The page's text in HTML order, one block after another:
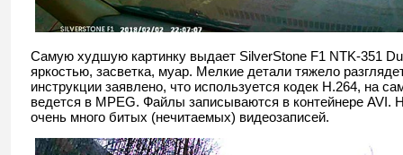
Самую худшую картинку выдает SilverStone F1 NTK-351
яркостью, засветка, муар. Мелкие детали тяжело
инструкции заявлено, что используется кодек H.264, на
ведется в MPEG. Файлы записываются в контейнере AVI.
очень много битых (нечитаемых) видеозаписей.